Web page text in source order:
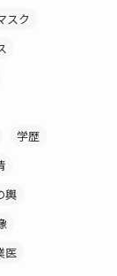
スク
学歴
輿
医